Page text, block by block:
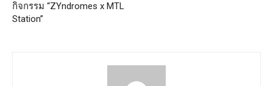
กิจกรรม “ZYndromes x MTL
Station”